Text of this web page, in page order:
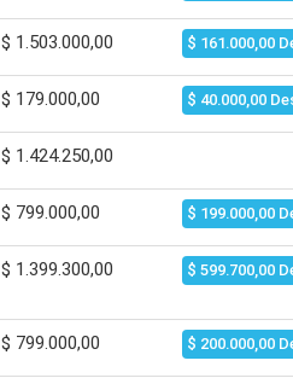
$ 1.503.000,00 $ 161.000,00
$ 179.000,00 $ 40.000,00
$ 1.424.250,00
$ 799.000,00 $ 199.000,00
$ 1.399.300,00 $ 599.700,00
$ 799.000,00 $ 200.000,00